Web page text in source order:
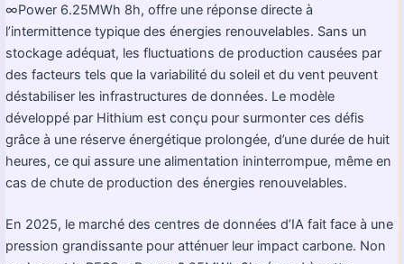
∞Power 6.25MWh 8h, offre une réponse directe à
l’intermittence typique des énergies renouvelables. Sans un
stockage adéquat, les fluctuations de production causées par
des facteurs tels que la variabilité du soleil et du vent peuvent
déstabiliser les infrastructures de données. Le modèle
développé par Hithium est conçu pour surmonter ces défis
grâce à une réserve énergétique prolongée, d’une durée de huit
heures, ce qui assure une alimentation ininterrompue, même en
cas de chute de production des énergies renouvelables.
En 2025, le marché des centres de données d’IA fait face à une
pression grandissante pour atténuer leur impact carbone. Non